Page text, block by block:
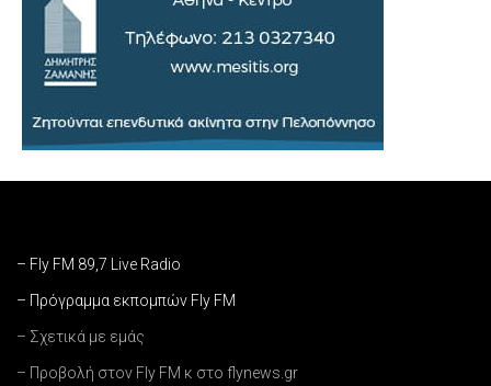
– Fly FM 89,7 Live Radio
– Πρόγραμμα εκπομπών Fly FM
– Σχετικά με εμάς
– Προβολή στον Fly FM κ στο flynews.gr